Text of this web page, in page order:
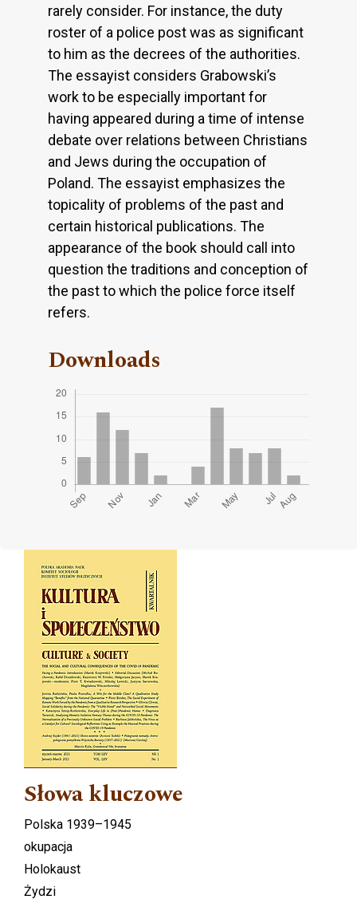
rarely consider. For instance, the duty
roster of a police post was as significant
to him as the decrees of the authorities.
The essayist considers Grabowski’s
work to be especially important for
having appeared during a time of intense
debate over relations between Christians
and Jews during the occupation of
Poland. The essayist emphasizes the
topicality of problems of the past and
certain historical publications. The
appearance of the book should call into
question the traditions and conception of
the past to which the police force itself
refers.
Downloads
Cover image
Słowa kluczowe
Polska 1939–1945
okupacja
Holokaust
Żydzi